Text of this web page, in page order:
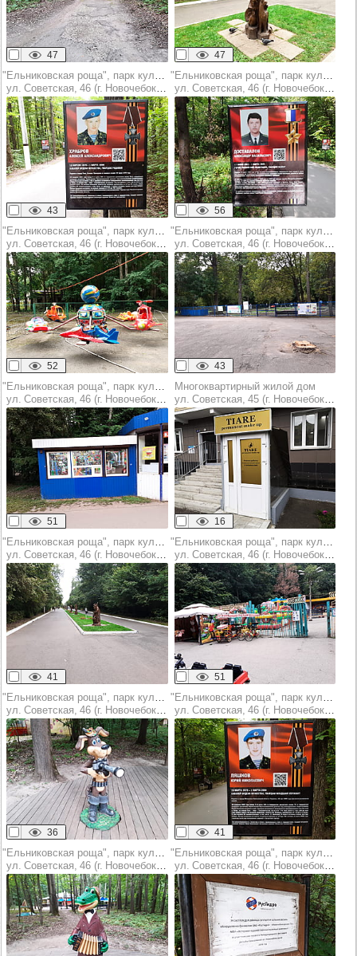
47 47
ул. Советская, 46 (г. Новочебоксарск)
43
ул. Советская, 46 (г. Новочебоксарск)
56
ул. Советская, 46 (г. Новочебоксарск)
52
ул. Советская, 46 (г. Новочебоксарск)
43
ул. Советская, 46 (г. Новочебоксарск)
51
Многоквартирный жилой дом
ул. Советская, 45 (г. Новочебоксарск)
16
ул. Советская, 46 (г. Новочебоксарск)
41
ул. Советская, 46 (г. Новочебоксарск)
51
ул. Советская, 46 (г. Новочебоксарск)
36
ул. Советская, 46 (г. Новочебоксарск)
41
ул. Советская, 46 (г. Новочебоксарск)
ул. Советская, 46 (г. Новочебоксарск)